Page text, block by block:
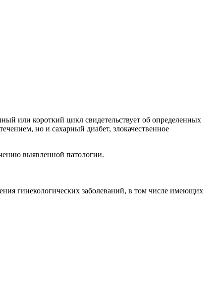
или короткий цикл свидетельствует об определенных
но и сахарный диабет, злокачественное
выявленной патологии.
гинекологических заболеваний, в том числе имеющих